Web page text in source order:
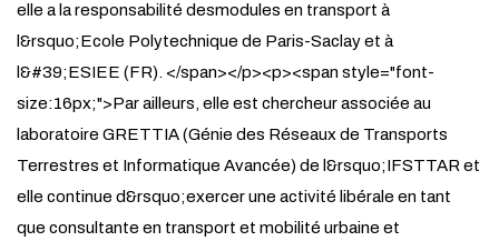
elle a la responsabilité desmodules en transport à
l&rsquo;Ecole Polytechnique de Paris-Saclay et à
l&#39;ESIEE (FR). </span></p><p><span style="font-
size:16px;">Par ailleurs, elle est chercheur associée au
laboratoire GRETTIA (Génie des Réseaux de Transports
Terrestres et Informatique Avancée) de l&rsquo;IFSTTAR et
elle continue d&rsquo;exercer une activité libérale en tant
que consultante en transport et mobilité urbaine et